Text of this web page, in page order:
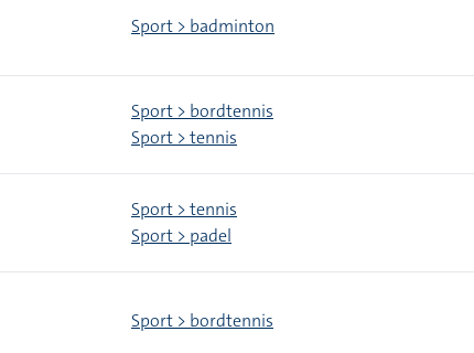
Sport > badminton
Sport > bordtennis
Sport > tennis
Sport > tennis
Sport > padel
Sport > bordtennis